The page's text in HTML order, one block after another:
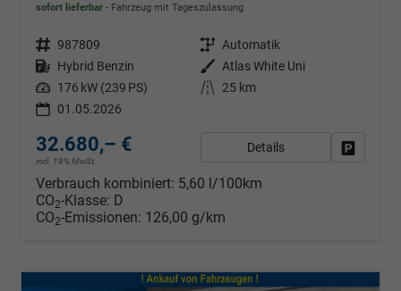
sofort lieferbar Fahrzeug mit Tageszulassung
Fahrzeugnr. 987809 Getriebe Automatik
Kraftstoff Hybrid Benzin Außenfarbe
Atlas White Uni
Leistung 176 kW (239 PS) Kilometerstand
25 km
01.05.2026
32.680,– €
incl. 19% MwSt.
Details
Verbrauch kombiniert: 5,60 l/100km
CO2-Klasse: D
CO2-Emissionen: 126,00 g/km